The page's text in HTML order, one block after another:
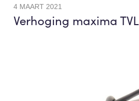
4 MAART 2021
Verhoging maxima TVL